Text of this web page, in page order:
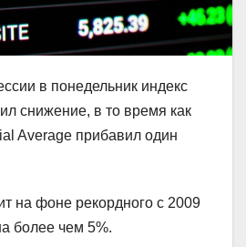
в понедельник индекс
снижение, в то время как
Average прибавил один
на фоне рекордного с 2009
более чем 5%.